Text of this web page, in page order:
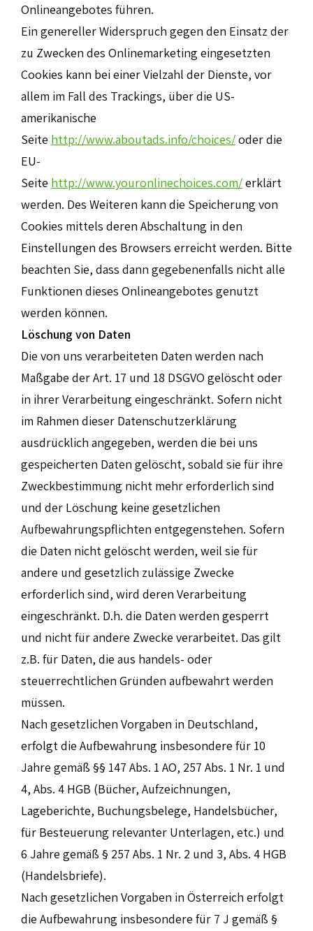
Onlineangebotes führen.
Ein genereller Widerspruch gegen den Einsatz der
zu Zwecken des Onlinemarketing eingesetzten
Cookies kann bei einer Vielzahl der Dienste, vor
allem im Fall des Trackings, über die US-
amerikanische
Seite http://www.aboutads.info/choices/oder die
EU-
Seite http://www.youronlinechoices.com/erklärt
werden. Des Weiteren kann die Speicherung von
Cookies mittels deren Abschaltung in den
Einstellungen des Browsers erreicht werden. Bitte
beachten Sie, dass dann gegebenenfalls nicht alle
Funktionen dieses Onlineangebotes genutzt
werden können.
Löschung von Daten
Die von uns verarbeiteten Daten werden nach
Maßgabe der Art. 17 und 18 DSGVO gelöscht oder
in ihrer Verarbeitung eingeschränkt. Sofern nicht
im Rahmen dieser Datenschutzerklärung
ausdrücklich angegeben, werden die bei uns
gespeicherten Daten gelöscht, sobald sie für ihre
Zweckbestimmung nicht mehr erforderlich sind
und der Löschung keine gesetzlichen
Aufbewahrungspflichten entgegenstehen. Sofern
die Daten nicht gelöscht werden, weil sie für
andere und gesetzlich zulässige Zwecke
erforderlich sind, wird deren Verarbeitung
eingeschränkt. D.h. die Daten werden gesperrt
und nicht für andere Zwecke verarbeitet. Das gilt
z.B. für Daten, die aus handels- oder
steuerrechtlichen Gründen aufbewahrt werden
müssen.
Nach gesetzlichen Vorgaben in Deutschland,
erfolgt die Aufbewahrung insbesondere für 10
Jahre gemäß §§ 147 Abs. 1 AO, 257 Abs. 1 Nr. 1 und
4, Abs. 4 HGB (Bücher, Aufzeichnungen,
Lageberichte, Buchungsbelege, Handelsbücher,
für Besteuerung relevanter Unterlagen, etc.) und
6 Jahre gemäß § 257 Abs. 1 Nr. 2 und 3, Abs. 4 HGB
(Handelsbriefe).
Nach gesetzlichen Vorgaben in Österreich erfolgt
die Aufbewahrung insbesondere für 7 J gemäß §